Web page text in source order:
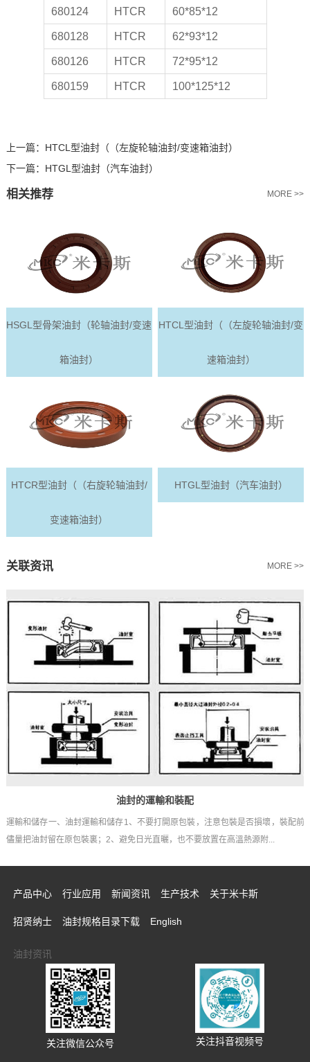
680124 HTCR 60*85*12
680128 HTCR 62*93*12
680126 HTCR 72*95*12
680159 HTCR 100*125*12
上一篇： HTCL型油封（（左旋轮轴油封/变速箱油封）
下一篇： HTGL型油封（汽车油封）
相关推荐 MORE >>
HSGL型骨架油封（轮轴油封/变速
箱油封）
HTCL型油封（（左旋轮轴油封/变
速箱油封）
HTCR型油封（（右旋轮轴油封/
变速箱油封）
HTGL型油封（汽车油封）
关联资讯 MORE >>
油封的運輸和裝配
運輸和儲存一、油封運輸和儲存1、不要打開原包裝，注意包裝是否損壞，裝配前
儘量把油封留在原包裝裏；2、避免日光直曬，也不要放置在高溫熱源附...
产品中心 行业应用 新闻资讯 生产技术 关于米卡斯
招贤纳士 油封规格目录下载 English
油封资讯
关注微信公众号 关注抖音视频号